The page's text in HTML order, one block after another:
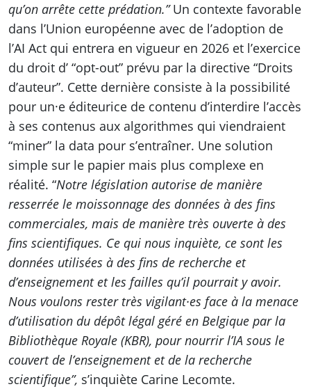
qu’on arrête cette prédation.”Un contexte favorable
dans l’Union européenne avec de l’adoption de
l’AI Act qui entrera en vigueur en 2026 et l’exercice
du droit d’ “opt-out” prévu par la directive “Droits
d’auteur”. Cette dernière consiste à la possibilité
pour un·e éditeurice de contenu d’interdire l’accès
à ses contenus aux algorithmes qui viendraient
“miner” la data pour s’entraîner. Une solution
simple sur le papier mais plus complexe en
réalité. “Notre législation autorise de manière
resserrée le moissonnage des données à des fins
commerciales, mais de manière très ouverte à des
fins scientifiques. Ce qui nous inquiète, ce sont les
données utilisées à des fins de recherche et
d’enseignement et les failles qu’il pourrait y avoir.
Nous voulons rester très vigilant·es face à la menace
d’utilisation du dépôt légal géré en Belgique par la
Bibliothèque Royale (KBR), pour nourrir l’IA sous le
couvert de l’enseignement et de la recherche
scientifique”, s’inquiète Carine Lecomte.